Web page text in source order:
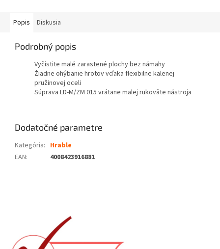
Popis Diskusia
Podrobný popis
Vyčistite malé zarastené plochy bez námahy
Žiadne ohýbanie hrotov vďaka flexibilne kalenej
pružinovej oceli
Súprava LD-M/ZM 015 vrátane malej rukoväte nástroja
Dodatočné parametre
Kategória: Hrable
EAN: 4008423916881